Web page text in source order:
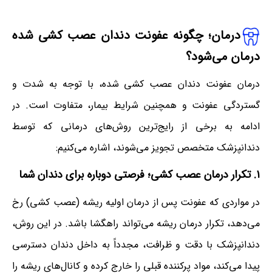
درمان؛ چگونه عفونت دندان عصب کشی شده
درمان می‌شود؟
درمان عفونت دندان عصب کشی شده، با توجه به شدت و
گستردگی عفونت و همچنین شرایط بیمار، متفاوت است. در
ادامه به برخی از رایج‌ترین روش‌های درمانی که توسط
دندانپزشک متخصص تجویز می‌شوند، اشاره می‌کنیم:
۱. تکرار درمان عصب کشی ؛ فرصتی دوباره برای دندان شما
در مواردی که عفونت پس از درمان اولیه ریشه (عصب کشی) رخ
می‌دهد، تکرار درمان ریشه می‌تواند راهگشا باشد. در این روش،
دندانپزشک با دقت و ظرافت، مجدداً به داخل دندان دسترسی
پیدا می‌کند، مواد پرکننده قبلی را خارج کرده و کانال‌های ریشه را